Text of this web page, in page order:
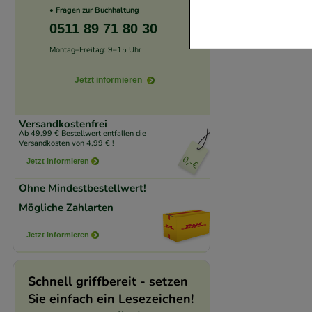
Website
verzichtet werden
• Fragen zur Buchhaltung
0511 89 71 80 30
Montag–Freitag: 9–15 Uhr
Jetzt informieren
Versandkostenfrei
Ab 49,99 € Bestellwert entfallen die
Versandkosten von 4,99 € !
Jetzt informieren
Ohne Mindestbestellwert!
Mögliche Zahlarten
Jetzt informieren
Schnell griffbereit - setzen
Sie einfach ein Lesezeichen!